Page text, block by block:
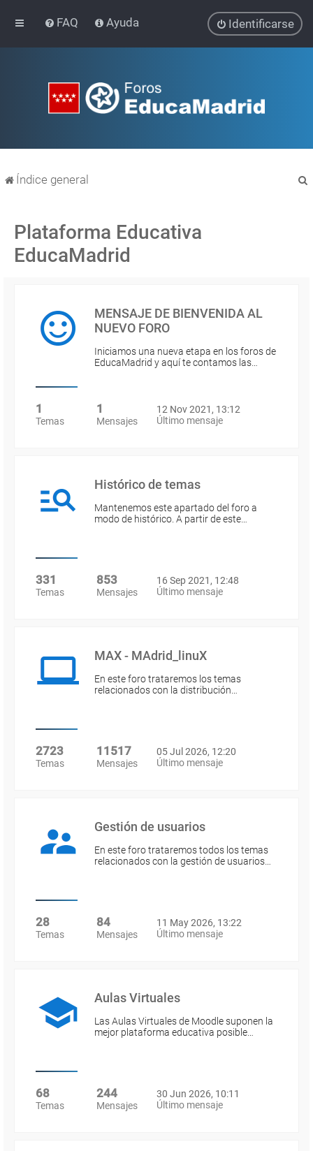
FAQ Ayuda Identificarse
Índice general
Plataforma Educativa
EducaMadrid
MENSAJE DE BIENVENIDA AL
NUEVO FORO
Iniciamos una nueva etapa en los foros de
EducaMadrid y aquí te contamos las…
1
Temas
1
Mensajes
12 Nov 2021, 13:12
Último mensaje
Histórico de temas
Mantenemos este apartado del foro a
modo de histórico. A partir de este…
331
Temas
853
Mensajes
16 Sep 2021, 12:48
Último mensaje
MAX - MAdrid_linuX
En este foro trataremos los temas
relacionados con la distribución…
2723
Temas
11517
Mensajes
05 Jul 2026, 12:20
Último mensaje
Gestión de usuarios
En este foro trataremos todos los temas
relacionados con la gestión de usuarios…
28
Temas
84
Mensajes
11 May 2026, 13:22
Último mensaje
Aulas Virtuales
Las Aulas Virtuales de Moodle suponen la
mejor plataforma educativa posible…
68
Temas
244
Mensajes
30 Jun 2026, 10:11
Último mensaje